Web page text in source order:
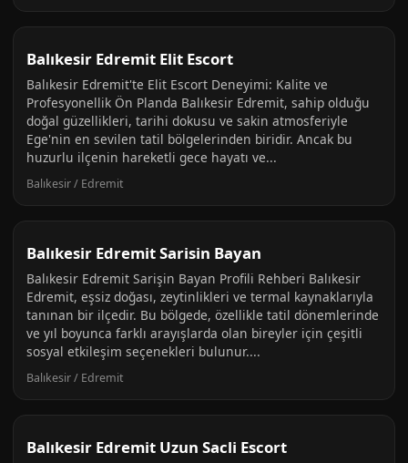
Balıkesir Edremit Elit Escort
Balıkesir Edremit'te Elit Escort Deneyimi: Kalite ve
Profesyonellik Ön Planda Balıkesir Edremit, sahip olduğu
doğal güzellikleri, tarihi dokusu ve sakin atmosferiyle
Ege'nin en sevilen tatil bölgelerinden biridir. Ancak bu
huzurlu ilçenin hareketli gece hayatı ve...
Balıkesir / Edremit
Balıkesir Edremit Sarisin Bayan
Balıkesir Edremit Sarişin Bayan Profili Rehberi Balıkesir
Edremit, eşsiz doğası, zeytinlikleri ve termal kaynaklarıyla
tanınan bir ilçedir. Bu bölgede, özellikle tatil dönemlerinde
ve yıl boyunca farklı arayışlarda olan bireyler için çeşitli
sosyal etkileşim seçenekleri bulunur....
Balıkesir / Edremit
Balıkesir Edremit Uzun Sacli Escort